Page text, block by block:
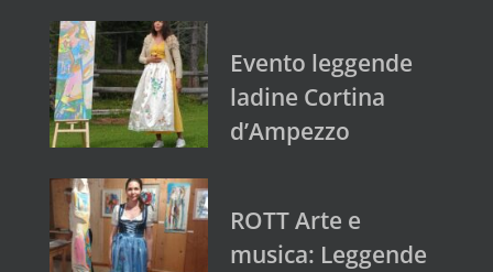
Evento leggende
ladine Cortina
d’Ampezzo
ROTT Arte e
musica: Leggende